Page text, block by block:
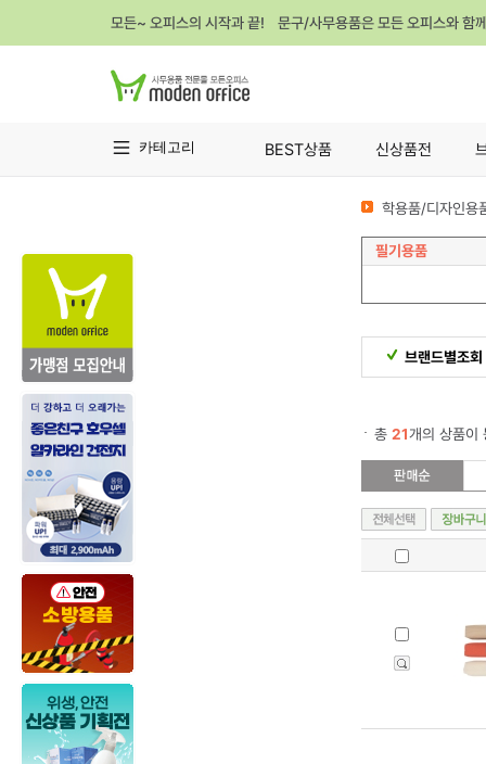
모든~ 오피스의 시작과 끝! 문구/사무용품은 모든 오피스와 함
카테고리 BEST상품 신상품전
학용품/디자인용
필기용품
브랜드별조회
총 21개의 상품이